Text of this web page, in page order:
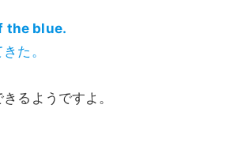
the blue.
た。
るようですよ。